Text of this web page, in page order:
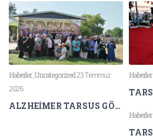
Haberler,Uncategorized23 Temmuz
2026
ALZHEİMER TARSUS GÖNÜLLÜLERİNDEN LAVANTA KOKULARI ARASINDA FARKINDALIK ETKİNLİĞİ
Haberler
Haberler